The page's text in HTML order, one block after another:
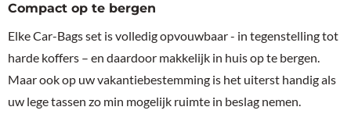
Compact op te bergen
Elke Car-Bags set is volledig opvouwbaar - in tegenstelling tot
harde koffers – en daardoor makkelijk in huis op te bergen.
Maar ook op uw vakantiebestemming is het uiterst handig als
uw lege tassen zo min mogelijk ruimte in beslag nemen.